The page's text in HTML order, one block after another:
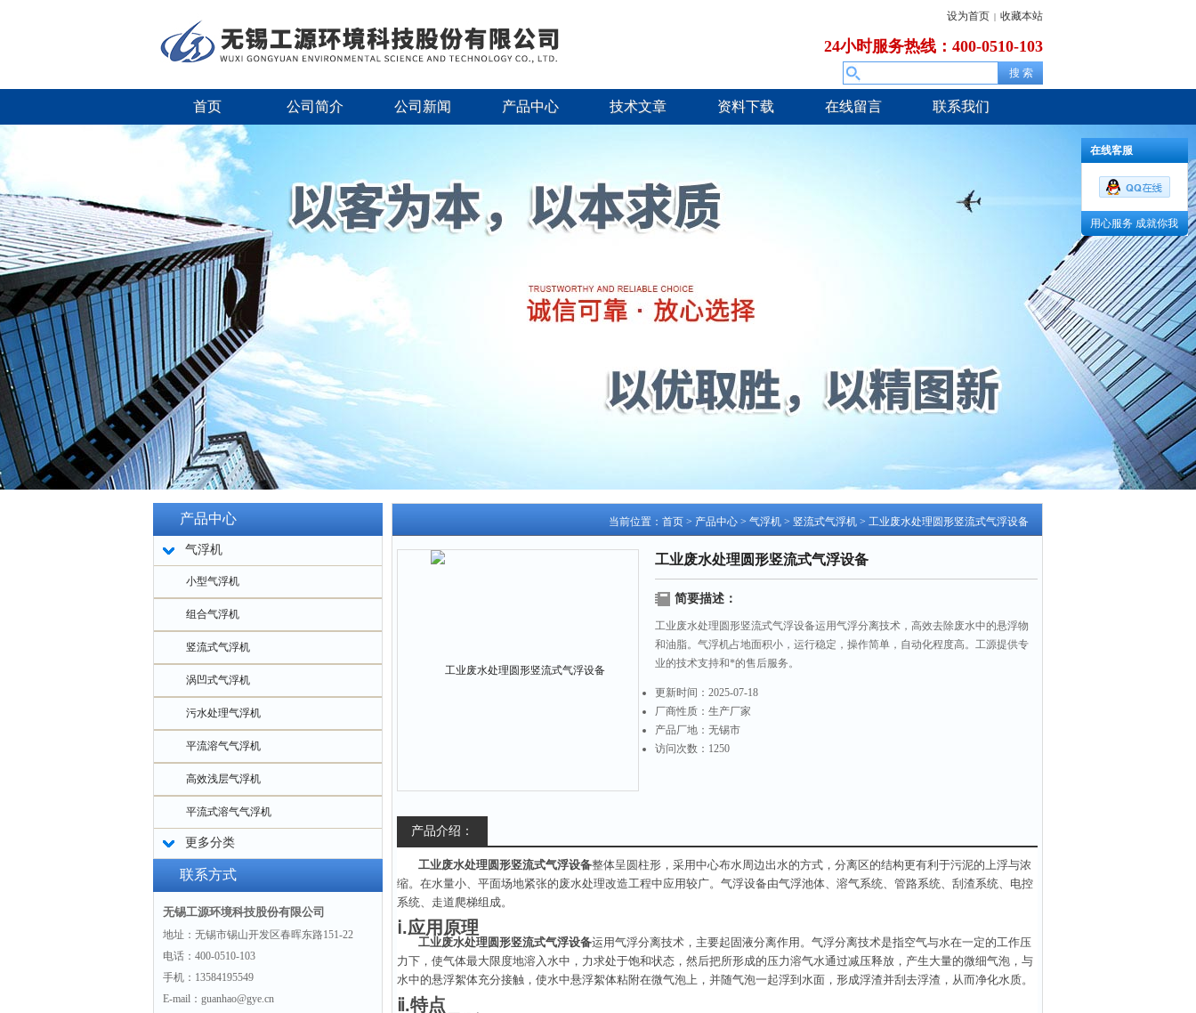
设为首页 | 收藏本站
24小时服务热线：400-0510-103
首页 公司简介 公司新闻 产品中心 技术文章 资料下载 在线留言 联系我们
产品中心
气浮机
小型气浮机
组合气浮机
竖流式气浮机
涡凹式气浮机
污水处理气浮机
平流溶气气浮机
高效浅层气浮机
平流式溶气气浮机
更多分类
联系方式
无锡工源环境科技股份有限公司
地址：无锡市锡山开发区春晖东路151-22
电话：400-0510-103
手机：13584195549
E-mail：guanhao@gye.cn
当前位置： 首页 > 产品中心 > 气浮机 > 竖流式气浮机 > 工业废水处理圆形竖流式气浮设备
工业废水处理圆形竖流式气浮设备
简要描述：
工业废水处理圆形竖流式气浮设备运用气浮分离技术，高效去除废水中的悬浮物
和油脂。气浮机占地面积小，运行稳定，操作简单，自动化程度高。工源提供专
业的技术支持和*的售后服务。
更新时间： 2025-07-18
厂商性质： 生产厂家
产品厂地： 无锡市
访问次数： 1250
产品介绍：
工业废水处理圆形竖流式气浮设备整体呈圆柱形，采用中心布水周边出水的方式，分离区的结构更有利于污泥的上浮与浓
缩。在水量小、平面场地紧张的废水处理改造工程中应用较广。气浮设备由气浮池体、溶气系统、管路系统、刮渣系统、电控
系统、走道爬梯组成。
ⅰ.应用原理
工业废水处理圆形竖流式气浮设备运用气浮分离技术，主要起固液分离作用。气浮分离技术是指空气与水在一定的工作压
力下，使气体最大限度地溶入水中，力求处于饱和状态，然后把所形成的压力溶气水通过减压释放，产生大量的微细气泡，与
水中的悬浮絮体充分接触，使水中悬浮絮体粘附在微气泡上，并随气泡一起浮到水面，形成浮渣并刮去浮渣，从而净化水质。
ⅱ.特点
在线客服
用心服务 成就你我